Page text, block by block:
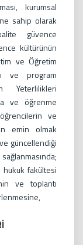
kurumsal
sahip olarak
güvence
kültürünün
ve Öğretim
ve program
Yeterlilikleri
ve öğrenme
ve
emin olmak
güncellendiği
fakültesi
ve toplantı